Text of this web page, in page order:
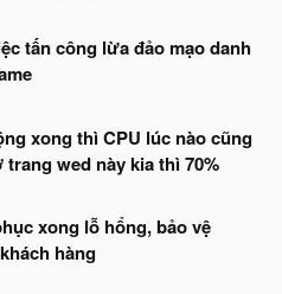
tấn công lừa đảo mạo danh
xong thì CPU lúc nào cũng
trang wed này kia thì 70%
xong lỗ hổng, bảo vệ
hàng